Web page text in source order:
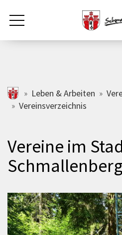
Zum Hauptinhalt springen
Rathaus & Politik
Tourismus
Wirtschaft
schmallenberg.de
Leben & Arbeiten
Vereinsverzeichnis
Vereine im
Schmallenberg